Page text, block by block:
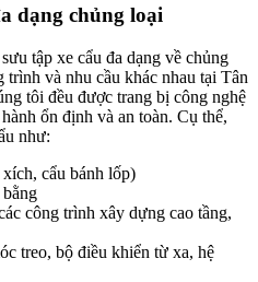
dạng chủng loại
tập xe cẩu đa dạng về chủng
và nhu cầu khác nhau tại Tân
tôi đều được trang bị công nghệ
ổn định và an toàn. Cụ thể,
như:
cẩu bánh lốp)
công trình xây dựng cao tầng,
treo, bộ điều khiển từ xa, hệ